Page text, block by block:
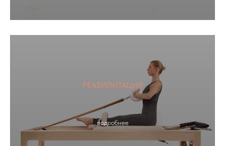
РЕАБИЛИТАЦИЯ
подробнее